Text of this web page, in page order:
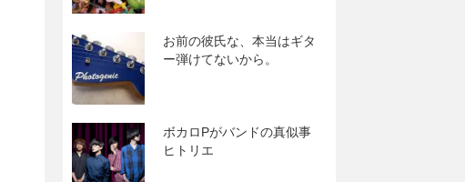
お前の彼氏な、本当はギタ
ー弾けてないから。
ボカロPがバンドの真似事
ヒトリエ